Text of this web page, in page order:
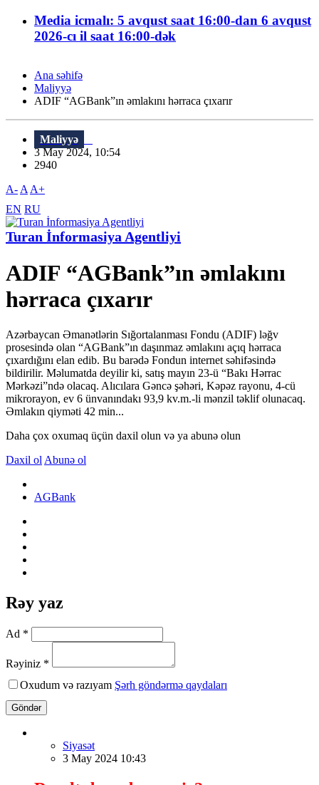
Media icmalı: 5 avqust saat 16:00-dan 6 avqust
2026-cı il saat 16:00-dək
Ana səhifə
Maliyyə
ADIF “AGBank”ın əmlakını hərraca çıxarır
Maliyyə
3 May 2024, 10:54
2940
A- A A+
EN RU
Turan İnformasiya Agentliyi
ADIF “AGBank”ın əmlakını
hərraca çıxarır
Azərbaycan Əmanətlərin Sığortalanması Fondu (ADIF) ləğv
prosesində olan “AGBank”ın daşınmaz əmlakını açıq hərraca
çıxardığını elan edib. Bu barədə Fondun internet səhifəsində
bildirilir. Məlumatda deyilir ki, satış mayın 23-ü “Bakı Hərrac
Mərkəzi”ndə olacaq. Alıcılara Gəncə şəhəri, Kəpəz rayonu, 4-cü
mikrorayon, ev 6 ünvanındakı 93,9 kv.m.-li mənzil təklif olunacaq.
Əmlakın qiyməti 42 min...
Daha çox oxumaq üçün daxil olun və ya abunə olun
Daxil ol Abunə ol
AGBank
Rəy yaz
Ad *
Rəyiniz *
Oxudum və razıyam Şərh göndərmə qaydaları
Göndər
Siyasət
3 May 2024 10:43